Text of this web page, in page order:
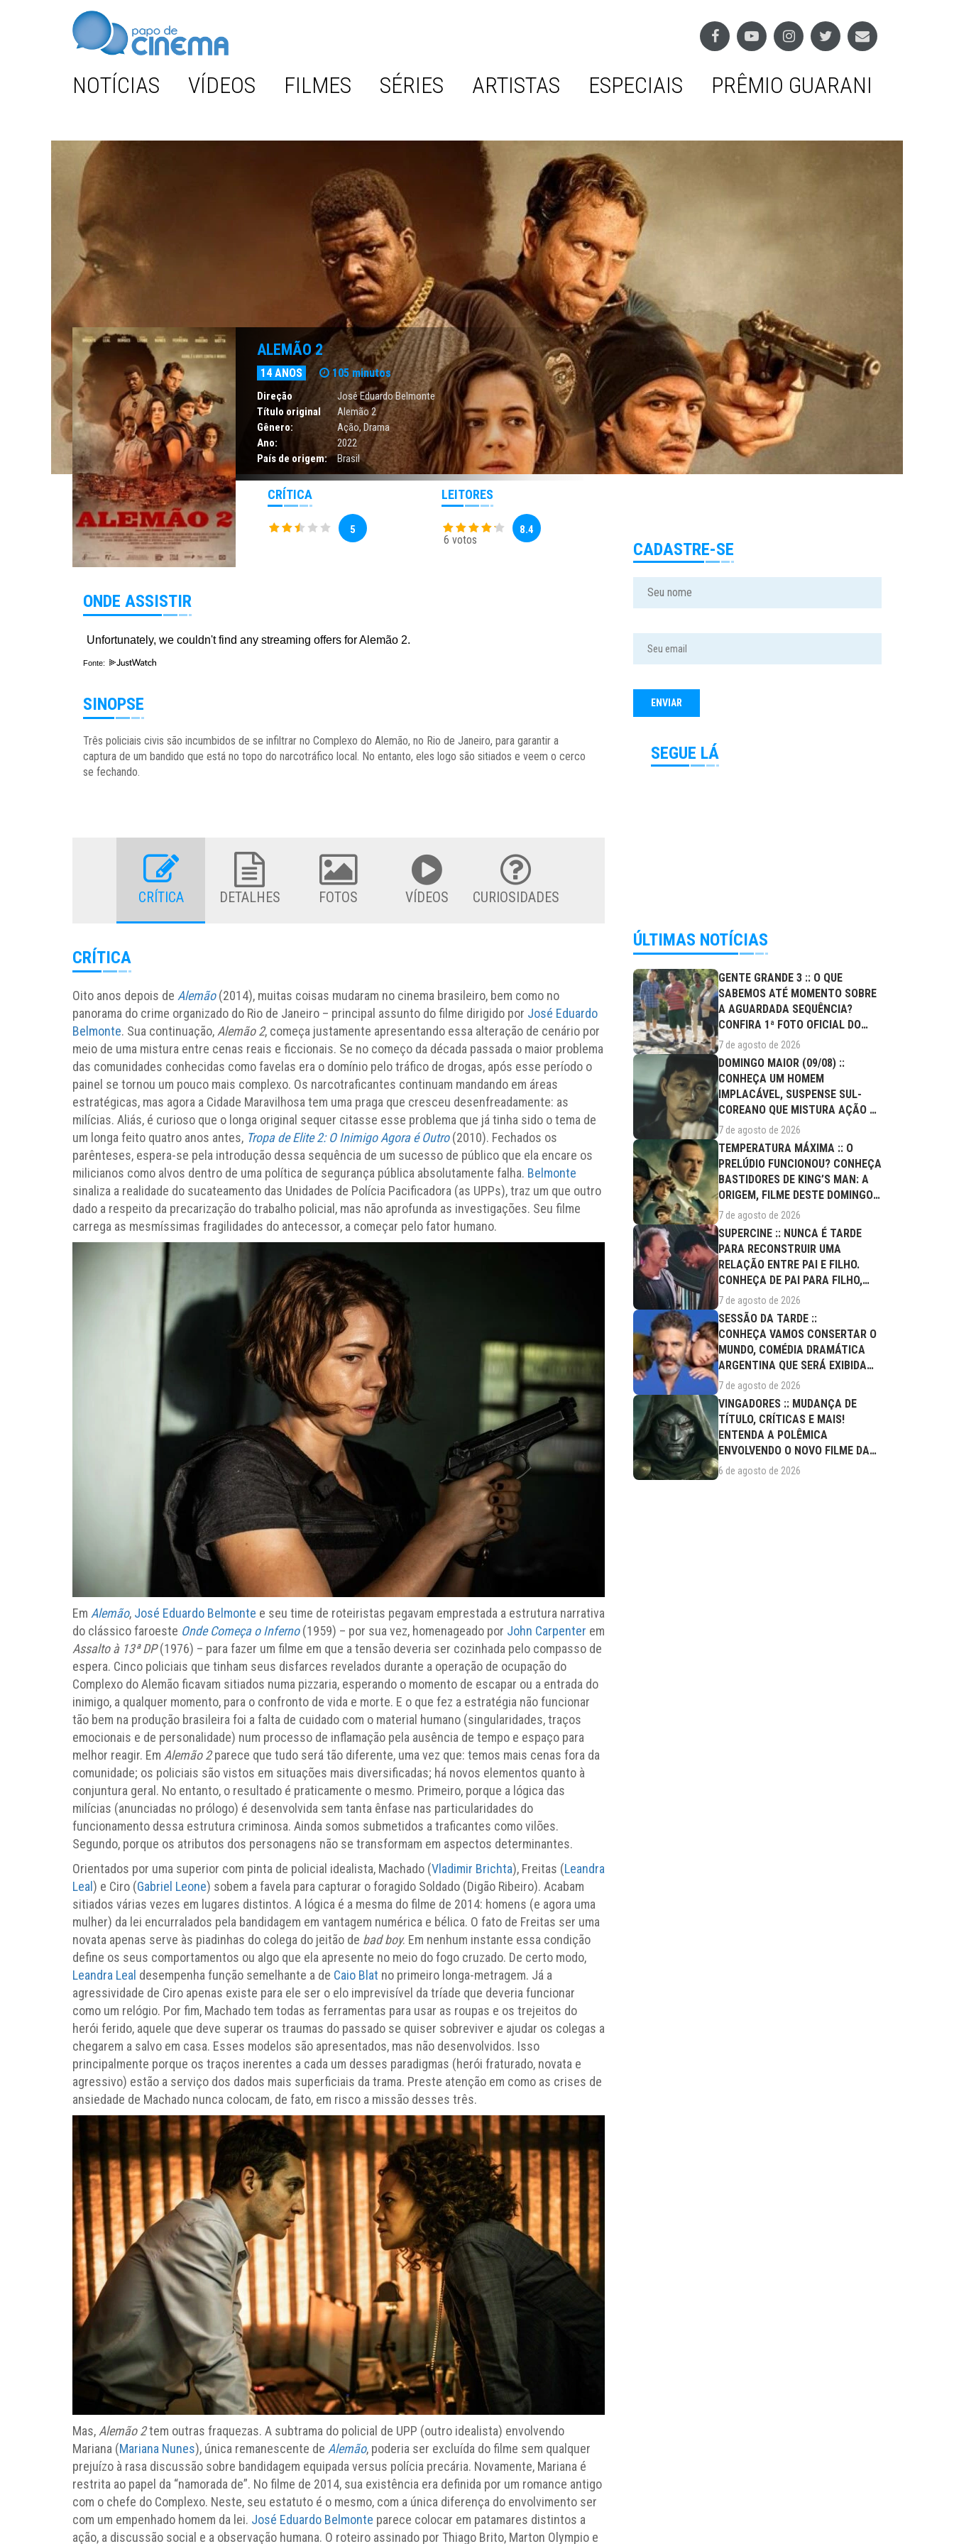
NOTÍCIAS VÍDEOS FILMES SÉRIES ARTISTAS ESPECIAIS PRÊMIO GUARANI
ALEMÃO 2
14 ANOS 105 minutos
Direção
José Eduardo Belmonte
Título original
Alemão 2
Gênero:
Ação,Drama
Ano:
2022
País de origem:
Brasil
CRÍTICA
5
LEITORES
6 votos
8.4
ONDE ASSISTIR
Fonte:
SINOPSE
Três policiais civis são incumbidos de se infiltrar no Complexo do Alemão, no Rio de Janeiro, para garantir a
captura de um bandido que está no topo do narcotráfico local. No entanto, eles logo são sitiados e veem o cerco
se fechando.
CRÍTICA DETALHES FOTOS VÍDEOS CURIOSIDADES
CRÍTICA
Oito anos depois de Alemão(2014), muitas coisas mudaram no cinema brasileiro, bem como no
panorama do crime organizado do Rio de Janeiro – principal assunto do filme dirigido por José Eduardo
Belmonte. Sua continuação, Alemão 2, começa justamente apresentando essa alteração de cenário por
meio de uma mistura entre cenas reais e ficcionais. Se no começo da década passada o maior problema
das comunidades conhecidas como favelas era o domínio pelo tráfico de drogas, após esse período o
painel se tornou um pouco mais complexo. Os narcotraficantes continuam mandando em áreas
estratégicas, mas agora a Cidade Maravilhosa tem uma praga que cresceu desenfreadamente: as
milícias. Aliás, é curioso que o longa original sequer citasse esse problema que já tinha sido o tema de
um longa feito quatro anos antes, Tropa de Elite 2: O Inimigo Agora é Outro(2010). Fechados os
parênteses, espera-se pela introdução dessa sequência de um sucesso de público que ela encare os
milicianos como alvos dentro de uma política de segurança pública absolutamente falha. Belmonte
sinaliza a realidade do sucateamento das Unidades de Polícia Pacificadora (as UPPs), traz um que outro
dado a respeito da precarização do trabalho policial, mas não aprofunda as investigações. Seu filme
carrega as mesmíssimas fragilidades do antecessor, a começar pelo fator humano.
Em Alemão, José Eduardo Belmonte e seu time de roteiristas pegavam emprestada a estrutura narrativa
do clássico faroeste Onde Começa o Inferno(1959) – por sua vez, homenageado por John Carpenter em
Assalto à 13ª DP(1976) – para fazer um filme em que a tensão deveria ser cozinhada pelo compasso de
espera. Cinco policiais que tinham seus disfarces revelados durante a operação de ocupação do
Complexo do Alemão ficavam sitiados numa pizzaria, esperando o momento de escapar ou a entrada do
inimigo, a qualquer momento, para o confronto de vida e morte. E o que fez a estratégia não funcionar
tão bem na produção brasileira foi a falta de cuidado com o material humano (singularidades, traços
emocionais e de personalidade) num processo de inflamação pela ausência de tempo e espaço para
melhor reagir. Em Alemão 2parece que tudo será tão diferente, uma vez que: temos mais cenas fora da
comunidade; os policiais são vistos em situações mais diversificadas; há novos elementos quanto à
conjuntura geral. No entanto, o resultado é praticamente o mesmo. Primeiro, porque a lógica das
milícias (anunciadas no prólogo) é desenvolvida sem tanta ênfase nas particularidades do
funcionamento dessa estrutura criminosa. Ainda somos submetidos a traficantes como vilões.
Segundo, porque os atributos dos personagens não se transformam em aspectos determinantes.
Orientados por uma superior com pinta de policial idealista, Machado (Vladimir Brichta), Freitas (Leandra
Leal ) e Ciro (Gabriel Leone) sobem a favela para capturar o foragido Soldado (Digão Ribeiro). Acabam
sitiados várias vezes em lugares distintos. A lógica é a mesma do filme de 2014: homens (e agora uma
mulher) da lei encurralados pela bandidagem em vantagem numérica e bélica. O fato de Freitas ser uma
novata apenas serve às piadinhas do colega do jeitão de bad boy. Em nenhum instante essa condição
define os seus comportamentos ou algo que ela apresente no meio do fogo cruzado. De certo modo,
Leandra Leal desempenha função semelhante a de Caio Blat no primeiro longa-metragem. Já a
agressividade de Ciro apenas existe para ele ser o elo imprevisível da tríade que deveria funcionar
como um relógio. Por fim, Machado tem todas as ferramentas para usar as roupas e os trejeitos do
herói ferido, aquele que deve superar os traumas do passado se quiser sobreviver e ajudar os colegas a
chegarem a salvo em casa. Esses modelos são apresentados, mas não desenvolvidos. Isso
principalmente porque os traços inerentes a cada um desses paradigmas (herói fraturado, novata e
agressivo) estão a serviço dos dados mais superficiais da trama. Preste atenção em como as crises de
ansiedade de Machado nunca colocam, de fato, em risco a missão desses três.
Mas, Alemão 2tem outras fraquezas. A subtrama do policial de UPP (outro idealista) envolvendo
Mariana (Mariana Nunes), única remanescente de Alemão, poderia ser excluída do filme sem qualquer
prejuízo à rasa discussão sobre bandidagem equipada versus polícia precária. Novamente, Mariana é
restrita ao papel da “namorada de”. No filme de 2014, sua existência era definida por um romance antigo
com o chefe do Complexo. Neste, seu estatuto é o mesmo, com a única diferença do envolvimento ser
com um empenhado homem da lei. José Eduardo Belmonte parece colocar em patamares distintos a
ação, a discussão social e a observação humana. O roteiro assinado por Thiago Brito, Marton Olympio e
CADASTRE-SE
SEGUE LÁ
ÚLTIMAS NOTÍCIAS
GENTE GRANDE 3 :: O QUE
SABEMOS ATÉ MOMENTO SOBRE
A AGUARDADA SEQUÊNCIA?
CONFIRA 1ª FOTO OFICIAL DO
ELENCO!
7 de agosto de 2026
DOMINGO MAIOR (09/08) ::
CONHEÇA UM HOMEM
IMPLACÁVEL, SUSPENSE SUL-
COREANO QUE MISTURA AÇÃO E
DRAMA FAMILIAR
7 de agosto de 2026
TEMPERATURA MÁXIMA :: O
PRELÚDIO FUNCIONOU? CONHEÇA
BASTIDORES DE KING’S MAN: A
ORIGEM, FILME DESTE DOMINGO
(09/08)
7 de agosto de 2026
SUPERCINE :: NUNCA É TARDE
PARA RECONSTRUIR UMA
RELAÇÃO ENTRE PAI E FILHO.
CONHEÇA DE PAI PARA FILHO,
FILME DESTE...
7 de agosto de 2026
SESSÃO DA TARDE ::
CONHEÇA VAMOS CONSERTAR O
MUNDO, COMÉDIA DRAMÁTICA
ARGENTINA QUE SERÁ EXIBIDA
NESTA SEXTA (07/08)
7 de agosto de 2026
VINGADORES :: MUDANÇA DE
TÍTULO, CRÍTICAS E MAIS!
ENTENDA A POLÊMICA
ENVOLVENDO O NOVO FILME DA
MARVEL
6 de agosto de 2026